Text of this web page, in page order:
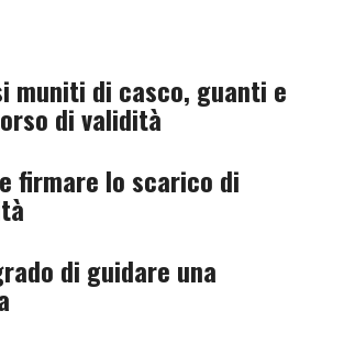
muniti di casco, guanti e
di validità
firmare lo scarico di
di guidare una